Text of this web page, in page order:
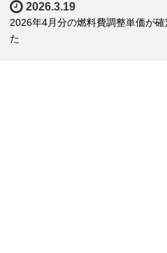
2026.3.19
2026年4月分の燃料費調整単価が確
た